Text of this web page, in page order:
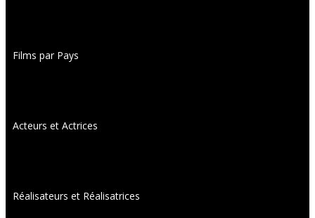
Films par Pays
Acteurs et Actrices
Réalisateurs et Réalisatrices